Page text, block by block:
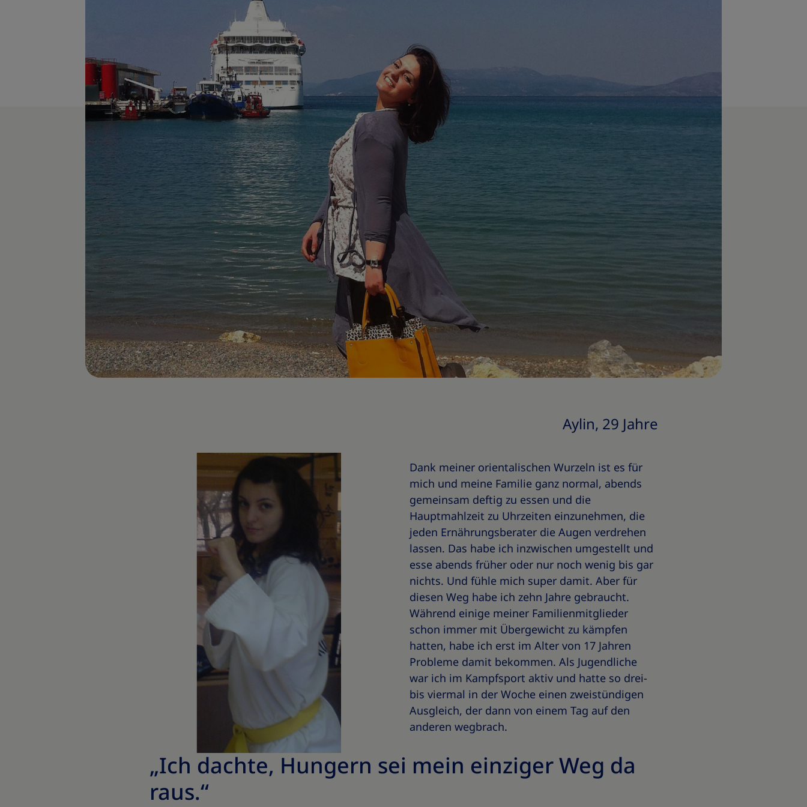
Aylin, 29 Jahre
Dank meiner orientalischen Wurzeln ist es für
mich und meine Familie ganz normal, abends
gemeinsam deftig zu essen und die
Hauptmahlzeit zu Uhrzeiten einzunehmen, die
jeden Ernährungsberater die Augen verdrehen
lassen. Das habe ich inzwischen umgestellt und
esse abends früher oder nur noch wenig bis gar
nichts. Und fühle mich super damit. Aber für
diesen Weg habe ich zehn Jahre gebraucht.
Während einige meiner Familienmitglieder
schon immer mit Übergewicht zu kämpfen
hatten, habe ich erst im Alter von 17 Jahren
Probleme damit bekommen. Als Jugendliche
war ich im Kampfsport aktiv und hatte so drei-
bis viermal in der Woche einen zweistündigen
Ausgleich, der dann von einem Tag auf den
anderen wegbrach.
„Ich dachte, Hungern sei mein einziger Weg da
raus.“